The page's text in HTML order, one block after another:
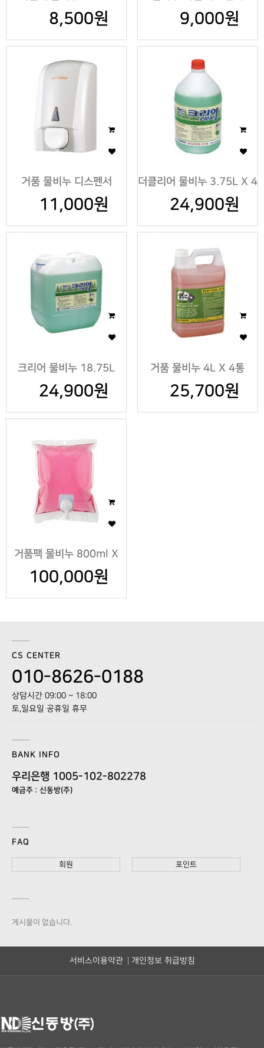
8,500원 9,000원
거품 물비누 디스펜서
11,000원
더클리어 물비누 3.75L X 4
병
24,900원
크리어 물비누 18.75L
24,900원
거품 물비누 4L X 4통
25,700원
거품팩 물비누 800ml X
12팩
100,000원
CS CENTER
010-8626-0188
상담시간 09:00 ~ 18:00
토,일요일 공휴일 휴무
BANK INFO
우리은행 1005-102-802278
예금주 : 신동방(주)
FAQ
회원 포인트
게시물이 없습니다.
서비스이용약관 개인정보 취급방침